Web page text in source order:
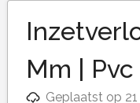
Mm |
Geplaatst op